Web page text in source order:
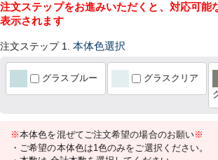
注文ステップをお進みいただくと、対応可能
表示されます
注文ステップ 1. 本体色選択
グラスブルー グラスクリア
※本体色を混ぜてご注文希望の場合のお願い※
・ご希望の本体色は1色のみをご選択ください。